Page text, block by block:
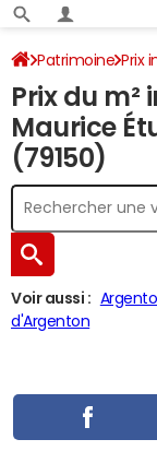
Patrimoine Prix
Saint Maurice
Prix du
Maurice
(79150)
Voir aussi :
d'Argenton